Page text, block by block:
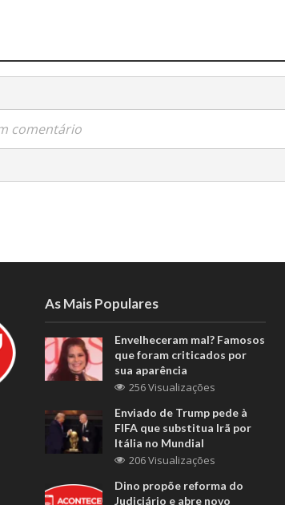
comentário
As Mais Populares
Envelheceram mal? Famosos
que foram criticados por
sua aparência
256 Visualizações
Enviado de Trump pede à
FIFA que substitua Irã por
Itália no Mundial
206 Visualizações
Dino propõe reforma do
Judiciário e abre novo